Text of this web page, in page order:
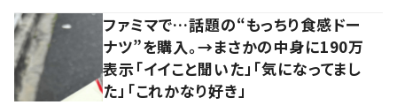
ファミマで…話題の“もっちり食感ドー
ナツ”を購入。→まさかの中身に190万
表示「イイこと聞いた」「気になってまし
た」「これかなり好き」